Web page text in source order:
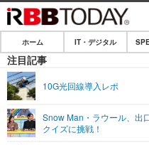
ホーム
IT・デジタル
ネタ
SPEED TEST
エンタメ
ホーム IT・デジタル
注目記事
10G光回線導入レポ
Snow Man・ラウール、出
クイズに挑戦！